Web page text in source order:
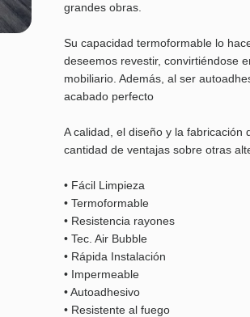
grandes obras.
Su capacidad termoformable lo
deseemos revestir, convirtiéndose
mobiliario. Además, al ser
acabado perfecto
A calidad, el diseño y la
cantidad de ventajas sobre otras
• Fácil Limpieza
• Termoformable
• Resistencia rayones
• Tec. Air Bubble
• Rápida Instalación
• Impermeable
• Autoadhesivo
• Resistente al fuego